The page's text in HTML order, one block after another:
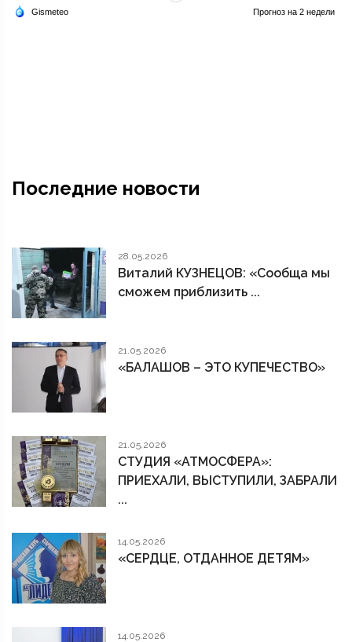
Последние новости
28.05.2026
Виталий КУЗНЕЦОВ: «Сообща мы
сможем приблизить ...
21.05.2026
«БАЛАШОВ – ЭТО КУПЕЧЕСТВО»
21.05.2026
СТУДИЯ «АТМОСФЕРА»:
ПРИЕХАЛИ, ВЫСТУПИЛИ, ЗАБРАЛИ
...
14.05.2026
«СЕРДЦЕ, ОТДАННОЕ ДЕТЯМ»
14.05.2026